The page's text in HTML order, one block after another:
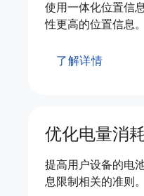
使用一体化位置信
性更高的位置信息。
了解详情
优化电量消
提高用户设备的电
息限制相关的准则。